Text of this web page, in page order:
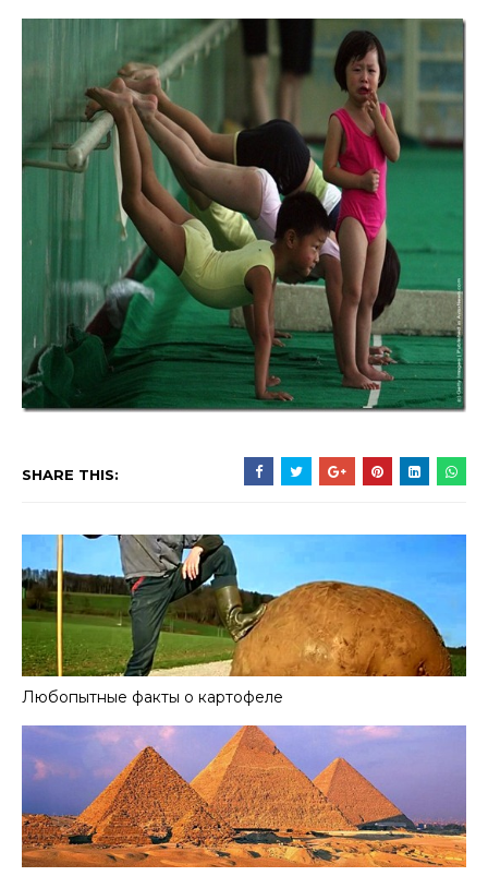
SHARE THIS:
Любопытные факты о картофеле